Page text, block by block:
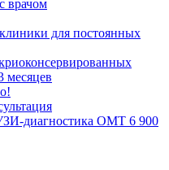
врачом
для постоянных
месяцев
диагностика ОМТ 6 900